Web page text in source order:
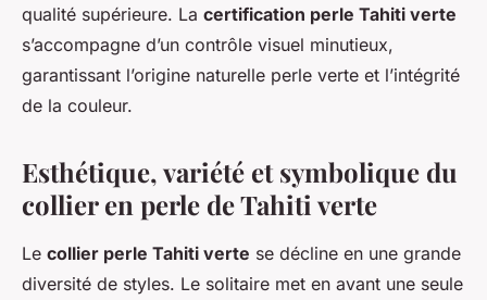
qualité supérieure. La certification perle Tahiti verte
s’accompagne d’un contrôle visuel minutieux,
garantissant l’origine naturelle perle verte et l’intégrité
de la couleur.
Esthétique, variété et symbolique du
collier en perle de Tahiti verte
Le collier perle Tahiti verte se décline en une grande
diversité de styles. Le solitaire met en avant une seule